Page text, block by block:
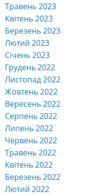
Травень 2023
Квітень 2023
Березень 2023
Лютий 2023
Січень 2023
Грудень 2022
Листопад 2022
Жовтень 2022
Вересень 2022
Серпень 2022
Липень 2022
Червень 2022
Травень 2022
Квітень 2022
Березень 2022
Лютий 2022